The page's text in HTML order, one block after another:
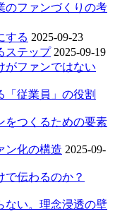
のファンづくりの考
する 2025-09-23
ステップ 2025-09-19
がファンではない
「従業員」の役割
をつくるための要素
ン化の構造 2025-09-
で伝わるのか？
ない。理念浸透の壁